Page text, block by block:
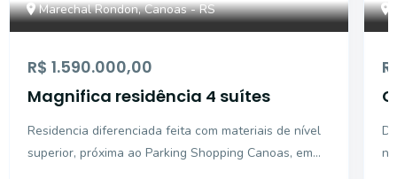
Marechal Rondon, Canoas - RS
R$ 1.590.000,00
Magnifica residência 4 suítes
Residencia diferenciada feita com materiais de nível
superior, próxima ao Parking Shopping Canoas, em